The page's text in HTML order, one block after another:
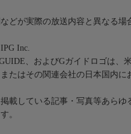
どが実際の放送内容と異なる場
Inc.
、およびGガイドロゴは、
たはその関連会社の日本国内に
載している記事・写真等あらゆ
。